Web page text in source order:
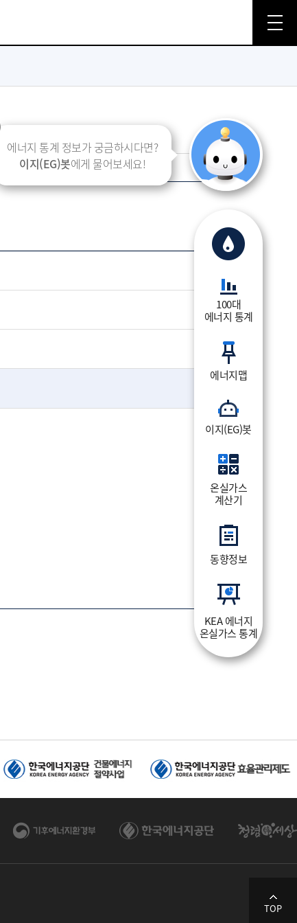
에너지 통계 정보가 궁금하시다면?
이지(EG)봇에게 물어보세요!
100대
에너지 통계
에너지맵
이지(EG)봇
온실가스
계산기
동향정보
KEA 에너지
온실가스 통계
TOP